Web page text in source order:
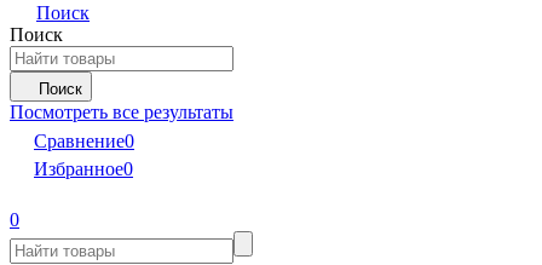
Поиск
Поиск
Поиск
Посмотреть все результаты
Сравнение0
Избранное0
0